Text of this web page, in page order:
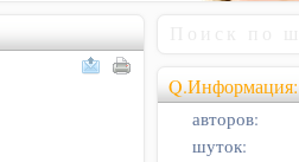
Q.Информация:
авторов:
шуток: